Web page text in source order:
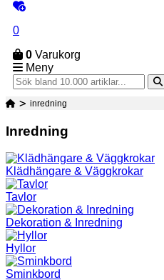
0
0 Varukorg
Meny
inredning
Inredning
Klädhängare & Väggkrokar
Tavlor
Dekoration & Inredning
Hyllor
Sminkbord